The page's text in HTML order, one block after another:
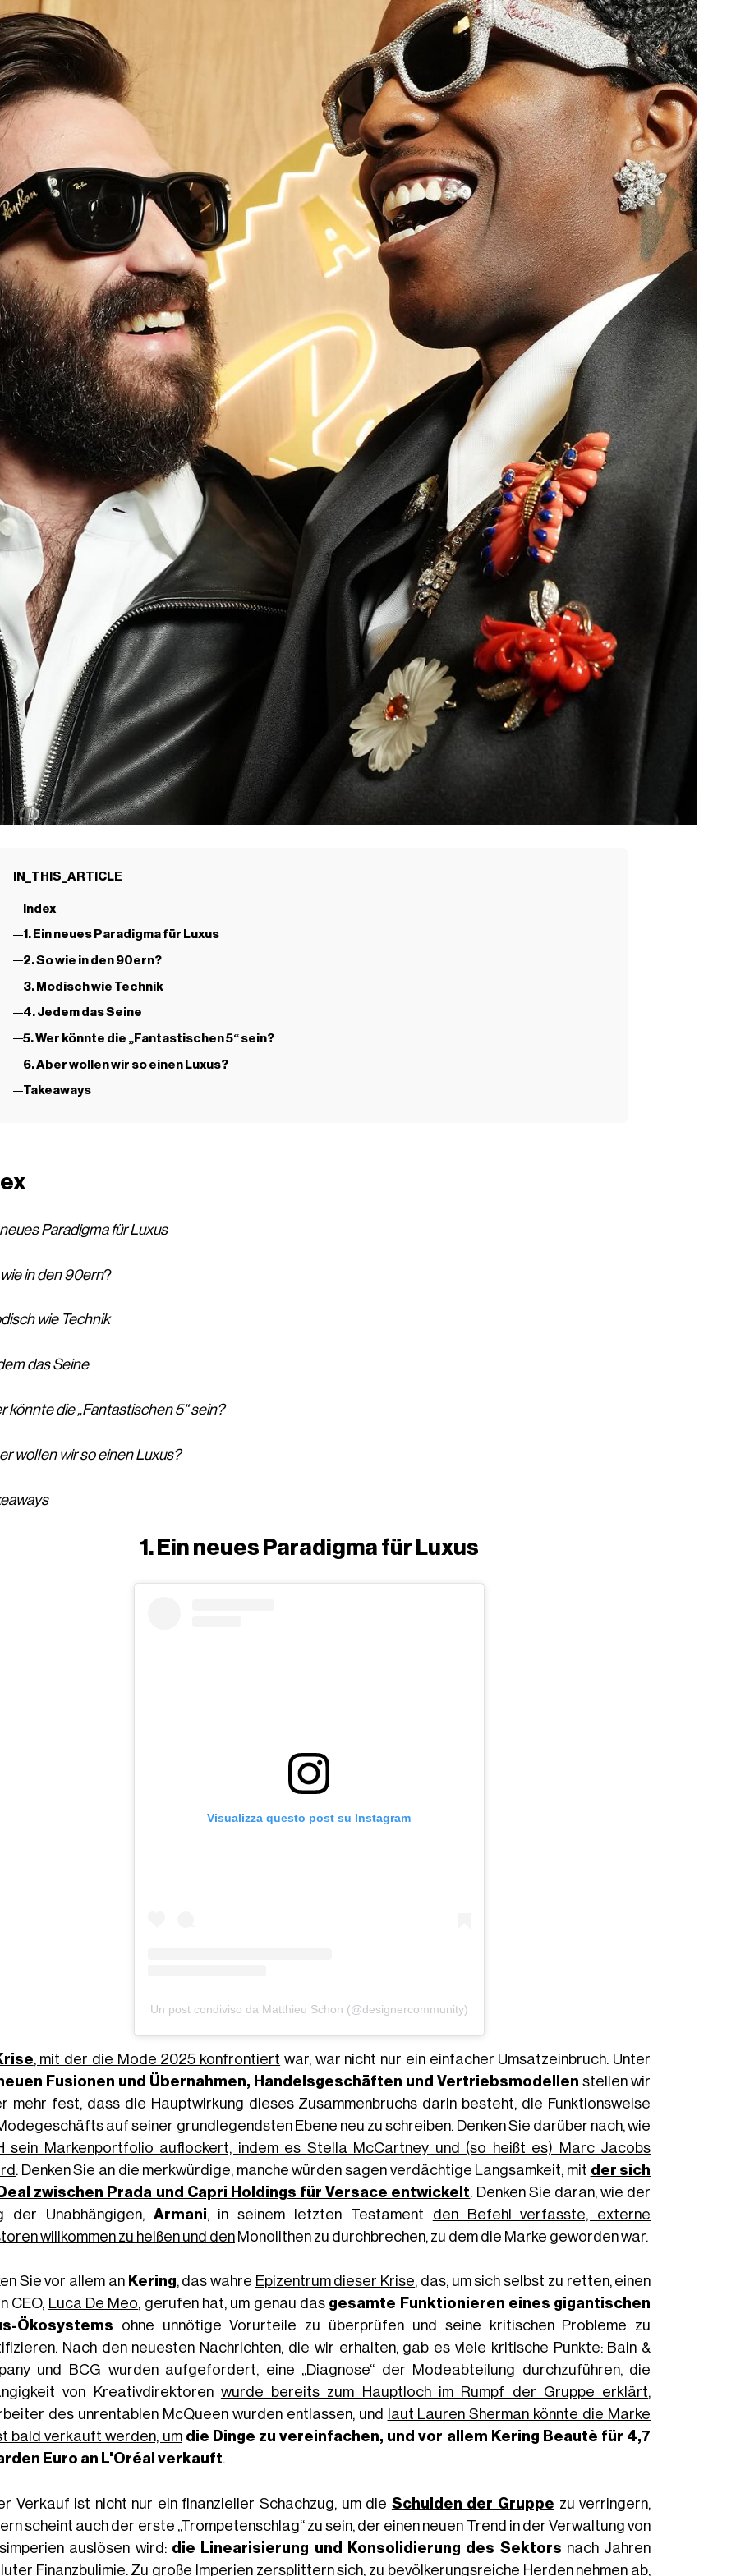
IN_THIS_ARTICLE
Index
1. Ein neues Paradigma für Luxus
2. So wie in den 90ern?
3. Modisch wie Technik
4. Jedem das Seine
5. Wer könnte die „Fantastischen 5“ sein?
6. Aber wollen wir so einen Luxus?
Takeaways
neues Paradigma für Luxus
in den 90ern?
wie Technik
das Seine
könnte die „Fantastischen 5“ sein?
wollen wir so einen Luxus?
1. Ein neues Paradigma für Luxus
Visualizza questo post su Instagram
Un post condiviso da Matthieu Schon (@designercommunity)
, mit der die Mode 2025 konfrontiert war, war nicht nur ein einfacher Umsatzeinbruch. Unter
Fusionen und Übernahmen, Handelsgeschäften und Vertriebsmodellen stellen wir
mehr fest, dass die Hauptwirkung dieses Zusammenbruchs darin besteht, die Funktionsweise
auf seiner grundlegendsten Ebene neu zu schreiben. Denken Sie darüber nach, wie
sein Markenportfolio auflockert, indem es Stella McCartney und (so heißt es) Marc Jacobs
. Denken Sie an die merkwürdige, manche würden sagen verdächtige Langsamkeit, mit der sich
zwischen Prada und Capri Holdings für Versace entwickelt . Denken Sie daran, wie der
der Unabhängigen, Armani , in seinem letzten Testament den Befehl verfasste, externe
willkommen zu heißen und denMonolithen zu durchbrechen, zu dem die Marke geworden war.
Sie vor allem an Kering, das wahre Epizentrum dieser Krise, das, um sich selbst zu retten, einen
CEO, Luca De Meo, gerufen hat, um genau das gesamte Funktionieren eines gigantischen
Ökosystems ohne unnötige Vorurteile zu überprüfen und seine kritischen Probleme zu
Nach den neuesten Nachrichten, die wir erhalten, gab es viele kritische Punkte: Bain &
und BCG wurden aufgefordert, eine „Diagnose“ der Modeabteilung durchzuführen, die
von Kreativdirektoren wurde bereits zum Hauptloch im Rumpf der Gruppe erklärt,
des unrentablen McQueen wurden entlassen, und
laut Lauren Sherman könnte die Marke
bald verkauft werden, um die Dinge zu vereinfachen, und vor allem Kering Beautè für 4,7
Euro an L'Oréal verkauft.
Verkauf ist nicht nur ein finanzieller Schachzug, um die Schulden der Gruppe zu verringern,
scheint auch der erste „Trompetenschlag“ zu sein, der einen neuen Trend in der Verwaltung von
auslösen wird: die Linearisierung und Konsolidierung des Sektors nach Jahren
Finanzbulimie. Zu große Imperien zersplittern sich, zu bevölkerungsreiche Herden nehmen ab,